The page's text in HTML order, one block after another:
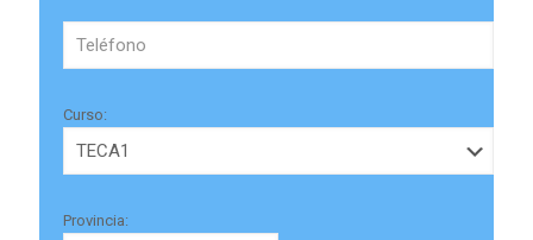
Curso:
Provincia: